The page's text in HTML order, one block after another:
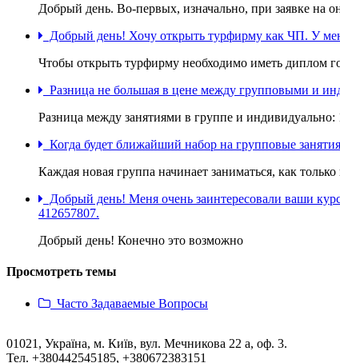
Добрый день. Во-первых, изначально, при заявке на
Добрый день! Хочу открыть турфирму как ЧП. У
Чтобы открыть турфирму необходимо иметь диплом
Разница не большая в цене между групповыми и
Разница между занятиями в группе и
Когда будет ближайший набор на групповые
Каждая новая группа начинает заниматься, как
Добрый день! Меня очень заинтересовали ваши
412657807.
Добрый день! Конечно это возможно
Просмотреть темы
Часто Задаваемые Вопросы
01021, Україна, м. Київ, вул. Мечникова 22 а, оф. 3.
Тел. +380442545185, +380672383151